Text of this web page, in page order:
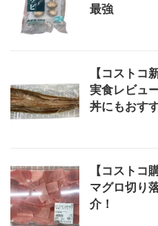
最強
【コストコ
実食レビュ
丼にもおす
【コストコ
マグロ切り
介！